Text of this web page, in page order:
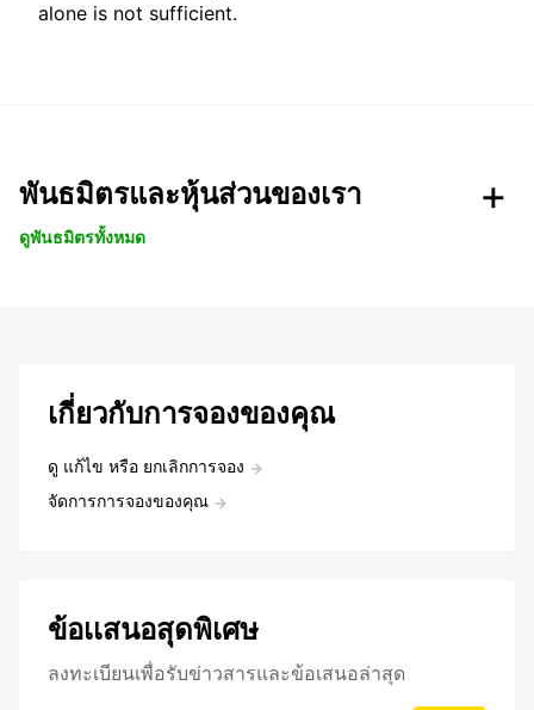
alone is not sufficient.
พันธมิตรและหุ้นส่วนของเรา
ดูพันธมิตรทั้งหมด
เกี่ยวกับการจองของคุณ
ดู แก้ไข หรือ ยกเลิกการจอง
จัดการการจองของคุณ
ข้อเเสนอสุดพิเศษ
ลงทะเบียนเพื่อรับข่าวสารและข้อเสนอล่าสุด